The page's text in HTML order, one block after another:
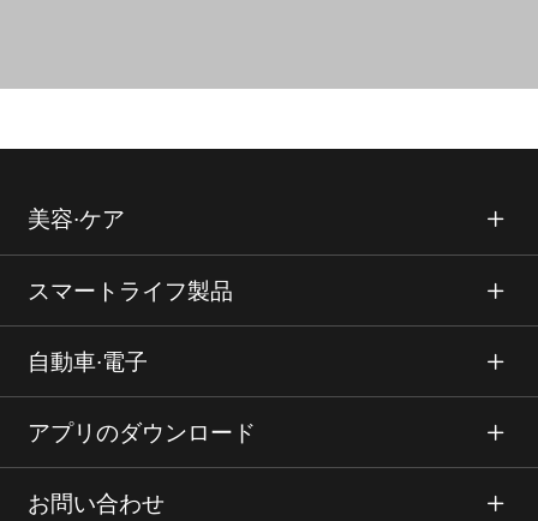
美容∙ケア
スマートライフ製品
自動車∙電子
アプリのダウンロード
お問い合わせ